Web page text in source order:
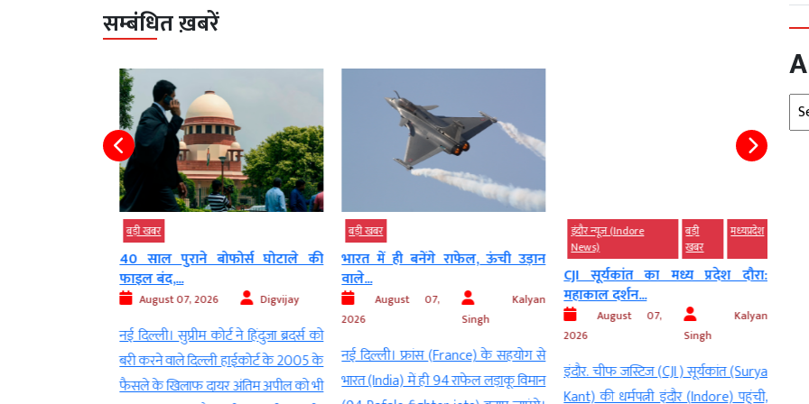
सम्बंधित ख़बरें
बड़ी खबर
40 साल पुराने बोफोर्स घोटाले की
फाइल बंद,...
August 07, 2026 Digvijay
नई दिल्ली। सुप्रीम कोर्ट ने हिंदुजा ब्रदर्स को
बरी करने वाले दिल्ली हाईकोर्ट के 2005 के
फैसले के खिलाफ दायर अंतिम अपील को भी
बड़ी खबर
भारत में ही बनेंगे राफेल, ऊंची उड़ान
वाले...
August 07,
2026
Kalyan
Singh
नई दिल्ली। फ्रांस (France) के सहयोग से
भारत (India) में ही 94 राफेल लड़ाकू विमान
इंदौर न्यूज़ (Indore
News)
बड़ी
खबर
मध्‍यप्रदेश
CJI सूर्यकांत का मध्य प्रदेश दौरा:
महाकाल दर्शन...
August 07,
2026
Kalyan
Singh
इंदौर. चीफ जस्टिज (CJI ) सूर्यकांत (Surya
Kant) की धर्मपत्नी इंदौर (Indore) पहुंची,